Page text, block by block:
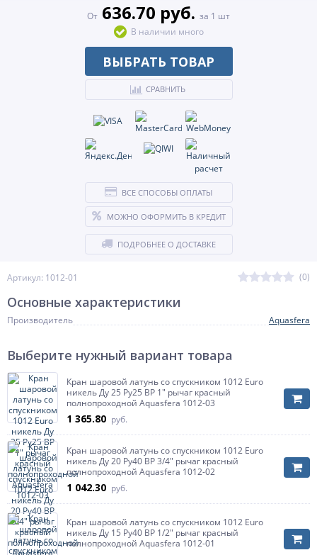
Артикул: 1012-01 (0)
От 636.70 руб. за 1 шт
В наличии много
ВЫБРАТЬ ТОВАР
СРАВНИТЬ
ВСЕ СПОСОБЫ ОПЛАТЫ
МОЖНО ОФОРМИТЬ В КРЕДИТ
ПОДРОБНЕЕ О ДОСТАВКЕ
Основные характеристики
Производитель Aquasfera
Выберите нужный вариант товара
Кран шаровой латунь со спускником 1012 Euro
никель Ду 25 Ру25 ВР 1" рычаг красный
полнопроходной Aquasfera 1012-03
1 365.80 руб.
Кран шаровой латунь со спускником 1012 Euro
никель Ду 20 Ру40 ВР 3/4" рычаг красный
полнопроходной Aquasfera 1012-02
1 042.30 руб.
Кран шаровой латунь со спускником 1012 Euro
никель Ду 15 Ру40 ВР 1/2" рычаг красный
полнопроходной Aquasfera 1012-01